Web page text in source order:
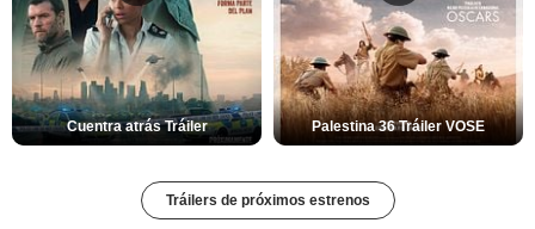
Cuentra atrás Tráiler Palestina 36 Tráiler VOSE
Tráilers de próximos estrenos